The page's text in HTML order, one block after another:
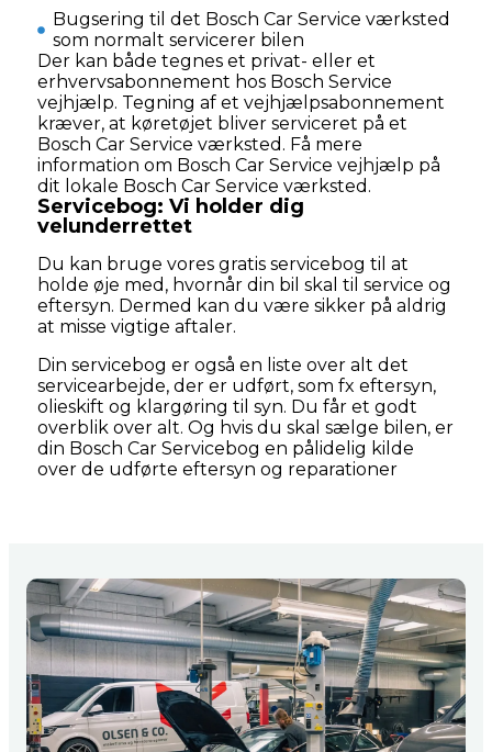
Bugsering til det Bosch Car Service værksted
som normalt servicerer bilen
Der kan både tegnes et privat- eller et
erhvervsabonnement hos Bosch Service
vejhjælp. Tegning af et vejhjælpsabonnement
kræver, at køretøjet bliver serviceret på et
Bosch Car Service værksted. Få mere
information om Bosch Car Service vejhjælp på
dit lokale Bosch Car Service værksted.​​
Servicebog: Vi holder dig
velunderrettet
Du kan bruge vores gratis servicebog til at
holde øje med, hvornår din bil skal til service og
eftersyn. Dermed kan du være sikker på aldrig
at misse vigtige aftaler.
Din servicebog er også en liste over alt det
servicearbejde, der er udført, som fx eftersyn,
olieskift og klargøring til syn. Du får et godt
overblik over alt. Og hvis du skal sælge bilen, er
din Bosch Car Servicebog en pålidelig kilde
over de udførte eftersyn og reparationer